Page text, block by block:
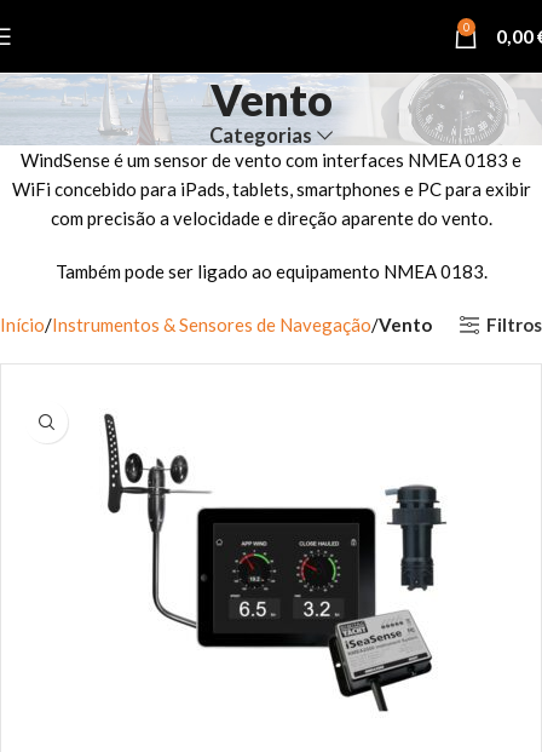
0 0,00
Vento
Categorias
WindSense é um sensor de vento com interfaces NMEA 0183 e
WiFi concebido para iPads, tablets, smartphones e PC para exibir
com precisão a velocidade e direção aparente do vento.
Também pode ser ligado ao equipamento NMEA 0183.
Início Instrumentos & Sensores de Navegação Vento Filtros